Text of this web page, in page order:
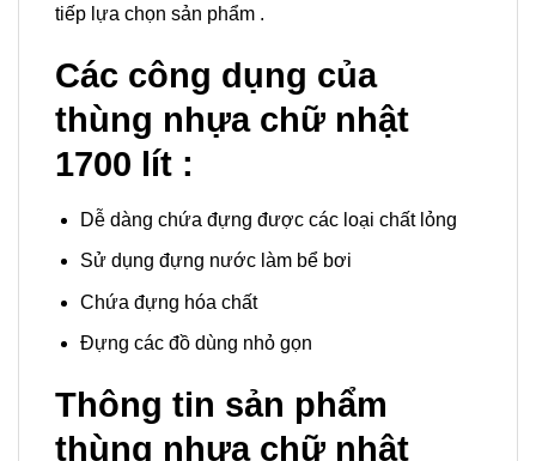
tiếp lựa chọn sản phẩm .
Các công dụng của
thùng nhựa chữ nhật
1700 lít :
Dễ dàng chứa đựng được các loại chất lỏng
Sử dụng đựng nước làm bể bơi
Chứa đựng hóa chất
Đựng các đồ dùng nhỏ gọn
Thông tin sản phẩm
thùng nhựa chữ nhật